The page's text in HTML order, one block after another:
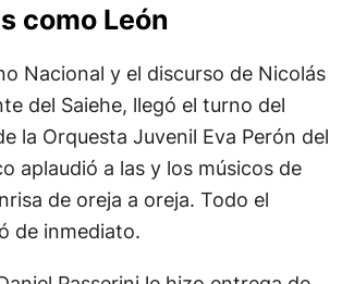
Nacional y el discurso de Nicolás
del Saiehe, llegó el turno del
la Orquesta Juvenil Eva Perón del
aplaudió a las y los músicos de
de oreja a oreja. Todo el